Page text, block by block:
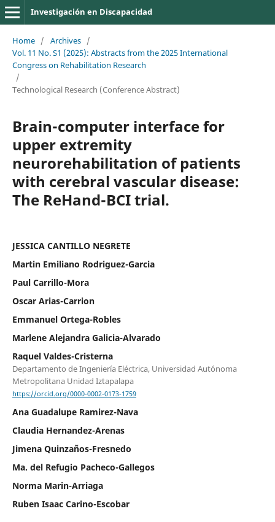
Investigación en Discapacidad
Home / Archives /
Vol. 11 No. S1 (2025): Abstracts from the 2025 International
Congress on Rehabilitation Research
/
Technological Research (Conference Abstract)
Brain-computer interface for
upper extremity
neurorehabilitation of patients
with cerebral vascular disease:
The ReHand-BCI trial.
JESSICA CANTILLO NEGRETE
Martin Emiliano Rodriguez-Garcia
Paul Carrillo-Mora
Oscar Arias-Carrion
Emmanuel Ortega-Robles
Marlene Alejandra Galicia-Alvarado
Raquel Valdes-Cristerna
Departamento de Ingeniería Eléctrica, Universidad Autónoma
Metropolitana Unidad Iztapalapa
https://orcid.org/0000-0002-0173-1759
Ana Guadalupe Ramirez-Nava
Claudia Hernandez-Arenas
Jimena Quinzaños-Fresnedo
Ma. del Refugio Pacheco-Gallegos
Norma Marin-Arriaga
Ruben Isaac Carino-Escobar